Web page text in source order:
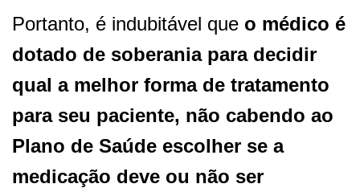
Portanto, é indubitável que o médico é
dotado de soberania para decidir
qual a melhor forma de tratamento
para seu paciente, não cabendo ao
Plano de Saúde escolher se a
medicação deve ou não ser